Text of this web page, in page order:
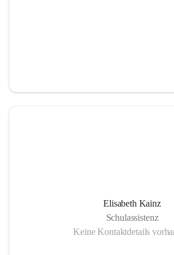
Elisabeth Kainz
Schulassistenz
Keine Kontaktdetails